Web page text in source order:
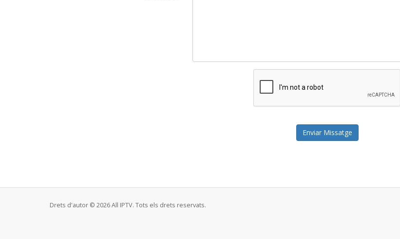
Enviar Missatge
Drets d'autor © 2026 All IPTV. Tots els drets reservats.